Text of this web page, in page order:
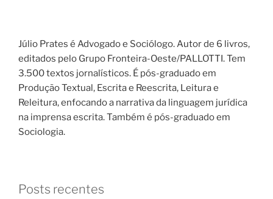
Júlio Prates é Advogado e Sociólogo. Autor de 6 livros,
editados pelo Grupo Fronteira-Oeste/PALLOTTI. Tem
3.500 textos jornalísticos. É pós-graduado em
Produção Textual, Escrita e Reescrita, Leitura e
Releitura, enfocando a narrativa da linguagem jurídica
na imprensa escrita. Também é pós-graduado em
Sociologia.
Posts recentes